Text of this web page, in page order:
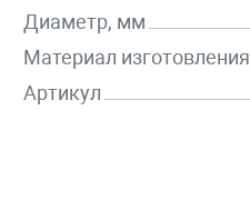
Диаметр, мм
Материал изготовления
Артикул